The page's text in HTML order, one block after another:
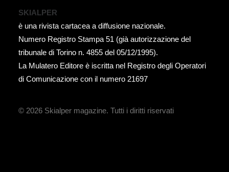
SKIALPER
è una rivista cartacea a diffusione nazionale.
Numero Registro Stampa 51 (già autorizzazione del
tribunale di Torino n. 4855 del 05/12/1995).
La Mulatero Editore è iscritta nel Registro degli Operatori
di Comunicazione con il numero 21697
© 2026 Skialper magazine. Tutti i diritti riservati